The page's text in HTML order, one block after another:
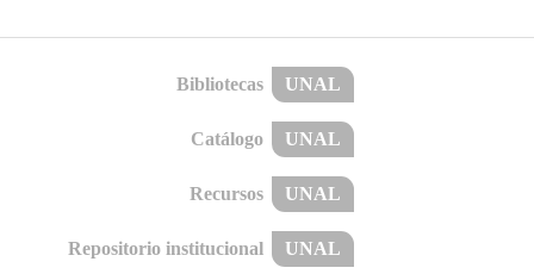
Bibliotecas UNAL
Catálogo UNAL
Recursos UNAL
Repositorio institucional UNAL